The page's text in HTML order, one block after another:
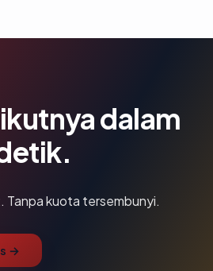
dalam
Tanpa kuota tersembunyi.
→